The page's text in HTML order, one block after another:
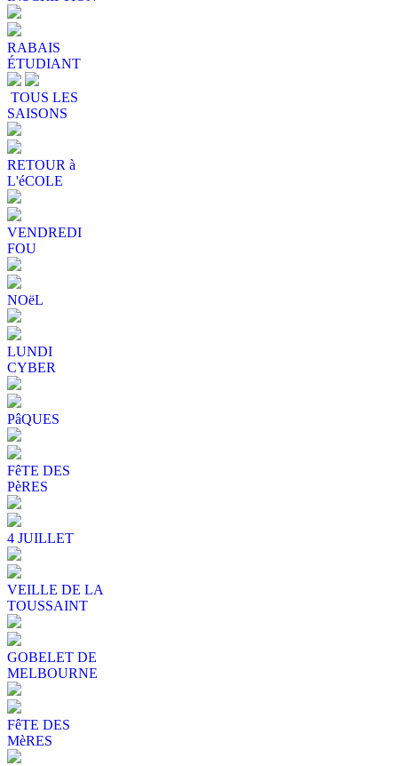
RABAIS
ÉTUDIANT
TOUS LES
SAISONS
RETOUR à
L'éCOLE
VENDREDI
FOU
NOëL
LUNDI
CYBER
PâQUES
FêTE DES
PèRES
4 JUILLET
VEILLE DE LA
TOUSSAINT
GOBELET DE
MELBOURNE
FêTE DES
MèRES